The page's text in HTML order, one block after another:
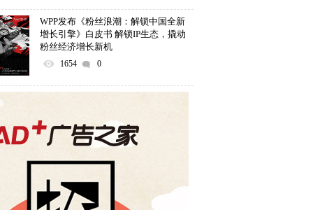
WPP发布《粉丝浪潮：解锁中国全新
增长引擎》白皮书 解锁IP生态，撬动
粉丝经济增长新机
1654 0